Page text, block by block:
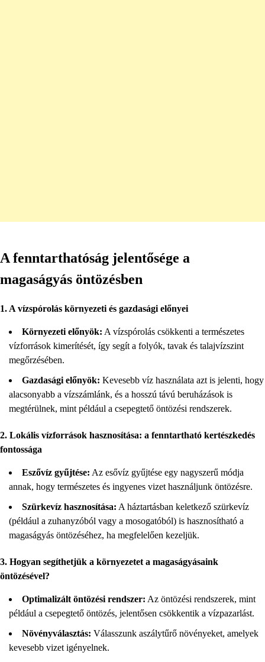
A fenntarthatóság jelentősége a
magaságyás öntözésben
1. A vízspórolás környezeti és gazdasági előnyei
Környezeti előnyök: A vízspórolás csökkenti a természetes
vízforrások kimerítését, így segít a folyók, tavak és talajvízszint
megőrzésében.
Gazdasági előnyök: Kevesebb víz használata azt is jelenti, hogy
alacsonyabb a vízszámlánk, és a hosszú távú beruházások is
megtérülnek, mint például a csepegtető öntözési rendszerek.
2. Lokális vízforrások hasznosítása: a fenntartható kertészkedés
fontossága
Eszővíz gyűjtése: Az esővíz gyűjtése egy nagyszerű módja
annak, hogy természetes és ingyenes vizet használjunk öntözésre.
Szürkevíz hasznosítása: A háztartásban keletkező szürkevíz
(például a zuhanyzóból vagy a mosogatóból) is hasznosítható a
magaságyás öntözéséhez, ha megfelelően kezeljük.
3. Hogyan segíthetjük a környezetet a magaságyásaink
öntözésével?
Optimalizált öntözési rendszer: Az öntözési rendszerek, mint
például a csepegtető öntözés, jelentősen csökkentik a vízpazarlást.
Növényválasztás: Válasszunk aszálytűrő növényeket, amelyek
kevesebb vizet igényelnek.